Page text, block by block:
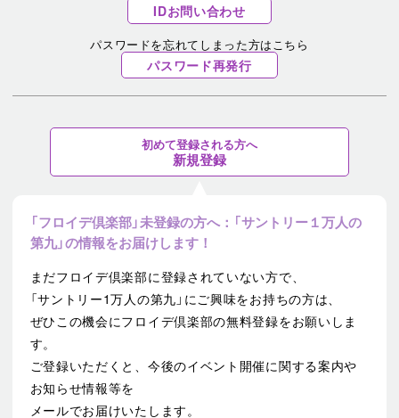
IDお問い合わせ
パスワードを忘れてしまった方はこちら
パスワード再発行
初めて登録される方へ
新規登録
「フロイデ倶楽部」未登録の方へ：「サントリー１万人の
第九」の情報をお届けします！
まだフロイデ倶楽部に登録されていない方で、
「サントリー1万人の第九」にご興味をお持ちの方は、
ぜひこの機会にフロイデ倶楽部の無料登録をお願いしま
す。
ご登録いただくと、今後のイベント開催に関する案内や
お知らせ情報等を
メールでお届けいたします。